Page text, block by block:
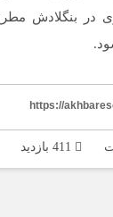
در بنگلادش
https://